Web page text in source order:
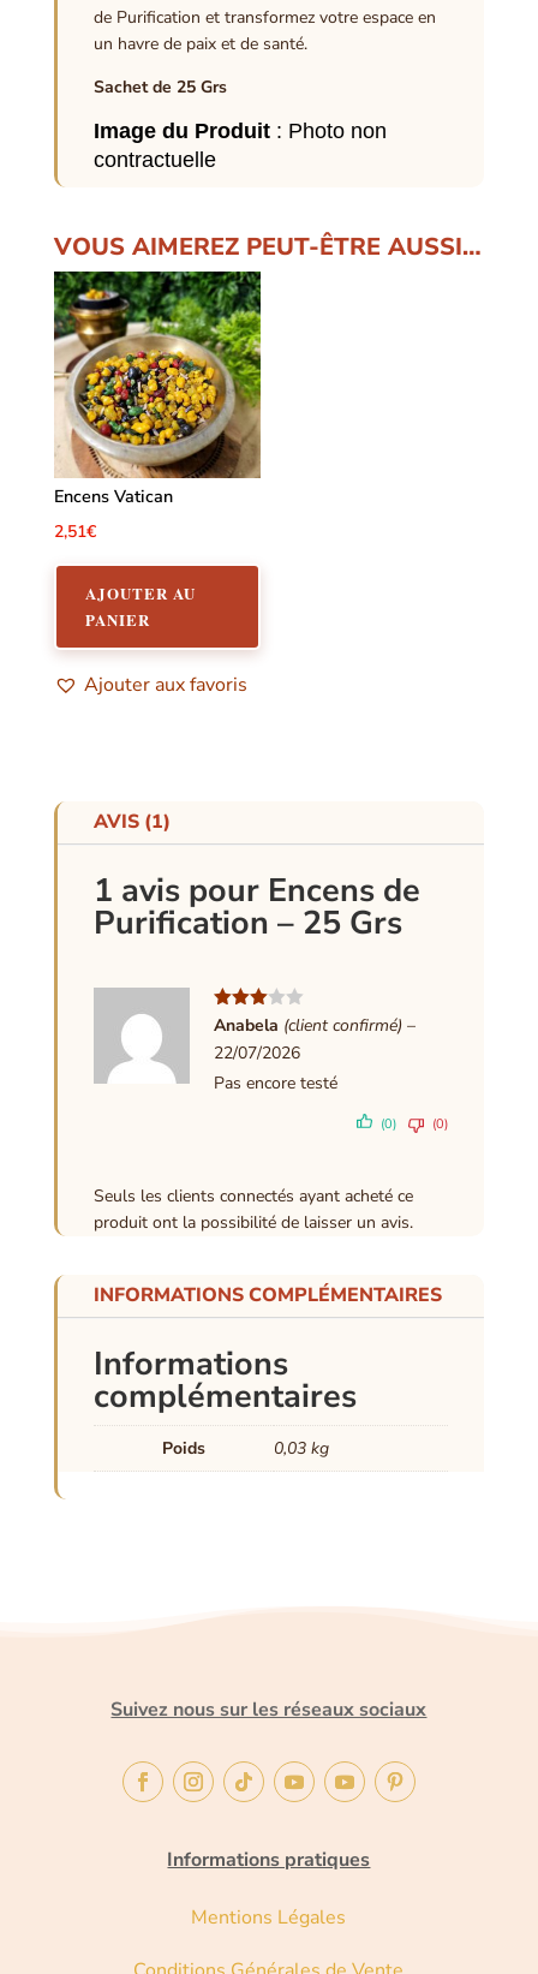
de Purification et transformez votre espace en
un havre de paix et de santé.
Sachet de 25 Grs
Image du Produit: Photo non
contractuelle
VOUS AIMEREZ PEUT-ÊTRE AUSSI…
Encens Vatican
2,51€
AJOUTER AU
PANIER
Ajouter aux favoris
AVIS (1)
1 avis pour Encens de
Purification – 25 Grs
Note3
Anabela (client confirmé) –
22/07/2026
Pas encore testé
(0) (0)
Seuls les clients connectés ayant acheté ce
produit ont la possibilité de laisser un avis.
INFORMATIONS COMPLÉMENTAIRES
Informations
complémentaires
Poids 0,03 kg
Suivez nous sur les réseaux sociaux
Informations pratiques
Mentions Légales